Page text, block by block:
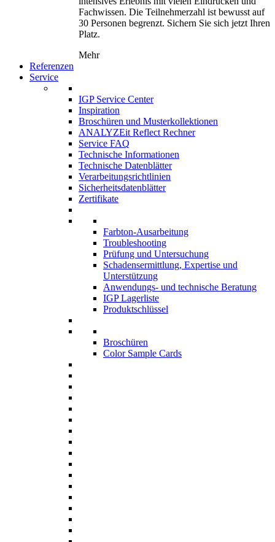
Fachwissen. Die Teilnehmerzahl ist bewusst auf
30 Personen begrenzt. Sichern Sie sich jetzt Ihren
Platz.
Mehr
Referenzen
Service
IGP Service Center
Inspiration
Broschüren und Musterkollektionen
ANALYZEit Reflect Rechner
Service FAQ
Technische Informationen
Technische Datenblätter
Verarbeitungsrichtlinien
Sicherheitsdatenblätter
Zertifikate
Farbton-Ausarbeitung
Troubleshooting
Prüfung und Untersuchung
Schadensermittlung, Expertise und
Unterstützung
Anwendungs- und technische Beratung
IGP Lagerliste
Produktschlüssel
Broschüren
Color Sample Cards